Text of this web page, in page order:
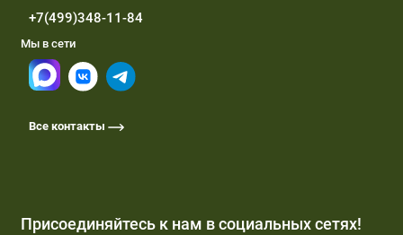
+7(499)348-11-84
Мы в сети
Все контакты
Присоединяйтесь к нам в социальных сетях!